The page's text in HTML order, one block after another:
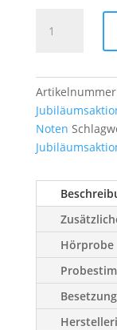
Marsch
Noten
Hörprobe